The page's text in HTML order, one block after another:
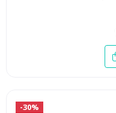
-30%